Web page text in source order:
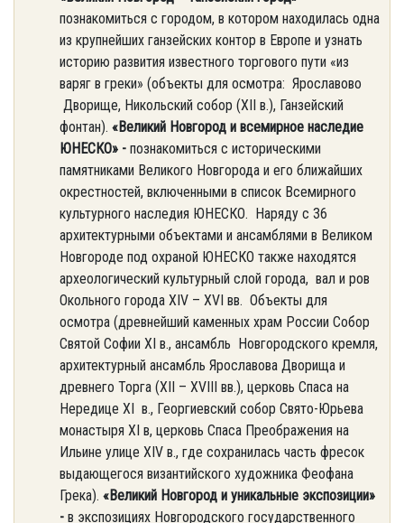
познакомиться с городом, в котором находилась одна
из крупнейших ганзейских контор в Европе и узнать
историю развития известного торгового пути «из
варяг в греки» (объекты для осмотра: Ярославово
Дворище, Никольский собор (XII в.), Ганзейский
фонтан). «Великий Новгород и всемирное наследие
ЮНЕСКО» - познакомиться с историческими
памятниками Великого Новгорода и его ближайших
окрестностей, включенными в список Всемирного
культурного наследия ЮНЕСКО. Наряду с 36
архитектурными объектами и ансамблями в Великом
Новгороде под охраной ЮНЕСКО также находятся
археологический культурный слой города, вал и ров
Окольного города XIV – XVI вв. Объекты для
осмотра (древнейший каменных храм России Собор
Святой Софии XI в., ансамбль Новгородского кремля,
архитектурный ансамбль Ярославова Дворища и
древнего Торга (XII – XVIII вв.), церковь Спаса на
Нередице XI в., Георгиевский собор Свято-Юрьева
монастыря XI в, церковь Спаса Преображения на
Ильине улице XIV в., где сохранилась часть фресок
выдающегося византийского художника Феофана
Грека). «Великий Новгород и уникальные экспозиции»
- в экспозициях Новгородского государственного